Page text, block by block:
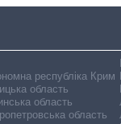
республіка Крим
область
область
область